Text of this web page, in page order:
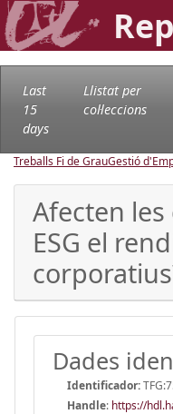
Last
15
days
Llistat per
col·leccions
Treballs Fi de GrauGestió
Afecten
ESG el
Dades
Identificador:
Handle: https://